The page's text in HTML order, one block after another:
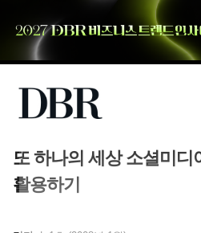
또 하나의 세상 소셜미디
활용하기